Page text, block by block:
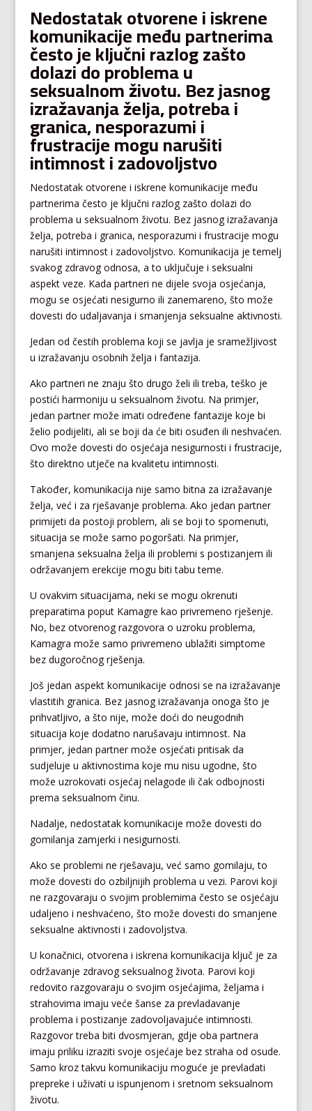
Nedostatak otvorene i iskrene
komunikacije među partnerima
često je ključni razlog zašto
dolazi do problema u
seksualnom životu. Bez jasnog
izražavanja želja, potreba i
granica, nesporazumi i
frustracije mogu narušiti
intimnost i zadovoljstvo
Nedostatak otvorene i iskrene komunikacije među
partnerima često je ključni razlog zašto dolazi do
problema u seksualnom životu. Bez jasnog izražavanja
želja, potreba i granica, nesporazumi i frustracije mogu
narušiti intimnost i zadovoljstvo. Komunikacija je temelj
svakog zdravog odnosa, a to uključuje i seksualni
aspekt veze. Kada partneri ne dijele svoja osjećanja,
mogu se osjećati nesigurno ili zanemareno, što može
dovesti do udaljavanja i smanjenja seksualne aktivnosti.
Jedan od čestih problema koji se javlja je sramežljivost
u izražavanju osobnih želja i fantazija.
Ako partneri ne znaju što drugo želi ili treba, teško je
postići harmoniju u seksualnom životu. Na primjer,
jedan partner može imati određene fantazije koje bi
želio podijeliti, ali se boji da će biti osuđen ili neshvaćen.
Ovo može dovesti do osjećaja nesigurnosti i frustracije,
što direktno utječe na kvalitetu intimnosti.
Također, komunikacija nije samo bitna za izražavanje
želja, već i za rješavanje problema. Ako jedan partner
primijeti da postoji problem, ali se boji to spomenuti,
situacija se može samo pogoršati. Na primjer,
smanjena seksualna želja ili problemi s postizanjem ili
održavanjem erekcije mogu biti tabu teme.
U ovakvim situacijama, neki se mogu okrenuti
preparatima poput Kamagre kao privremeno rješenje.
No, bez otvorenog razgovora o uzroku problema,
Kamagra može samo privremeno ublažiti simptome
bez dugoročnog rješenja.
Još jedan aspekt komunikacije odnosi se na izražavanje
vlastitih granica. Bez jasnog izražavanja onoga što je
prihvatljivo, a što nije, može doći do neugodnih
situacija koje dodatno narušavaju intimnost. Na
primjer, jedan partner može osjećati pritisak da
sudjeluje u aktivnostima koje mu nisu ugodne, što
može uzrokovati osjećaj nelagode ili čak odbojnosti
prema seksualnom činu.
Nadalje, nedostatak komunikacije može dovesti do
gomilanja zamjerki i nesigurnosti.
Ako se problemi ne rješavaju, već samo gomilaju, to
može dovesti do ozbiljnijih problema u vezi. Parovi koji
ne razgovaraju o svojim problemima često se osjećaju
udaljeno i neshvaćeno, što može dovesti do smanjene
seksualne aktivnosti i zadovoljstva.
U konačnici, otvorena i iskrena komunikacija ključ je za
održavanje zdravog seksualnog života. Parovi koji
redovito razgovaraju o svojim osjećajima, željama i
strahovima imaju veće šanse za prevladavanje
problema i postizanje zadovoljavajuće intimnosti.
Razgovor treba biti dvosmjeran, gdje oba partnera
imaju priliku izraziti svoje osjećaje bez straha od osude.
Samo kroz takvu komunikaciju moguće je prevladati
prepreke i uživati u ispunjenom i sretnom seksualnom
životu.